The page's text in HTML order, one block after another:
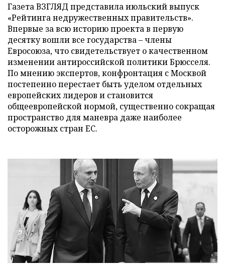
Газета ВЗГЛЯД представила июльский выпуск
«Рейтинга недружественных правительств».
Впервые за всю историю проекта в первую
десятку вошли все государства – члены
Евросоюза, что свидетельствует о качественном
изменении антироссийской политики Брюсселя.
По мнению экспертов, конфронтация с Москвой
постепенно перестает быть уделом отдельных
европейских лидеров и становится
общеевропейской нормой, существенно сокращая
пространство для маневра даже наиболее
осторожных стран ЕС.